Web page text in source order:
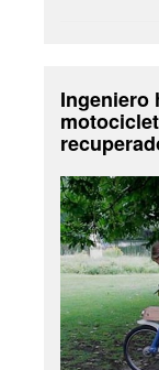
Ingeniero